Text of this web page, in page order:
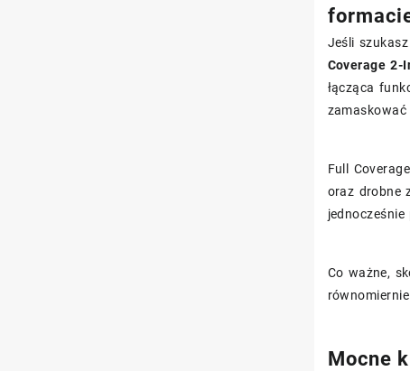
Jeśli
Coverage 2-
łącząca
zamaskować
Full
oraz drobne
Co ważne,
Mocne